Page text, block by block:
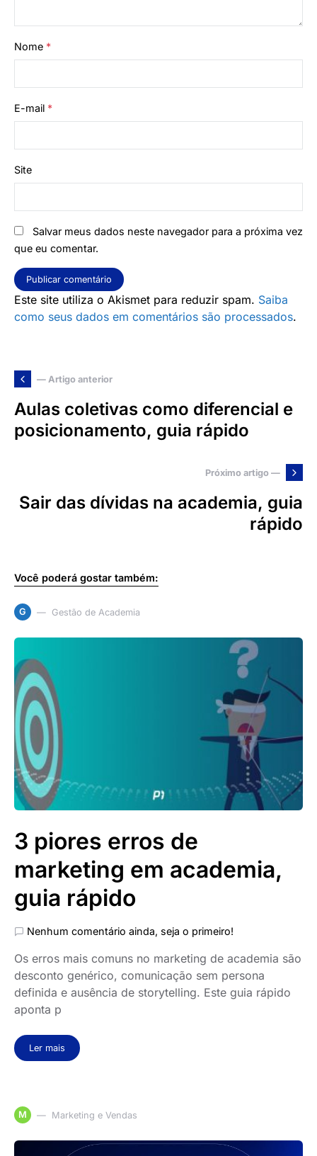
Nome *
E-mail *
Site
Salvar meus dados neste navegador para a próxima vez
que eu comentar.
Este site utiliza o Akismet para reduzir spam. Saiba
como seus dados em comentários são processados.
— Artigo anterior
Aulas coletivas como diferencial e
posicionamento, guia rápido
Próximo artigo —
Sair das dívidas na academia, guia
rápido
Você poderá gostar também:
G Gestão de Academia
3 piores erros de
marketing em academia,
guia rápido
Nenhum comentário ainda, seja o primeiro!
Os erros mais comuns no marketing de academia são
desconto genérico, comunicação sem persona
definida e ausência de storytelling. Este guia rápido
aponta p
Ler mais
M Marketing e Vendas